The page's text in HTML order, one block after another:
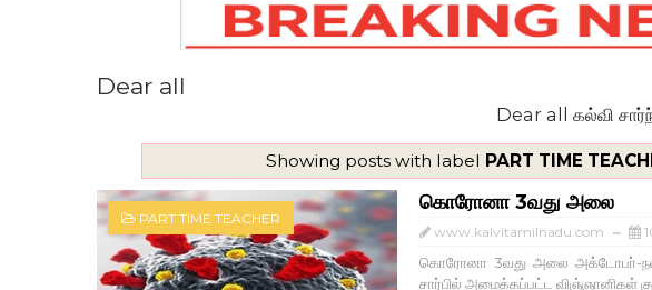
Dear all
Dear all கல்வி சார்ந்த
Showing posts with label PART TIME
PART TIME TEACHER
கொரோனா 3வது அலை
www.kalvitamilnadu.com
கொரோனா 3வது அலை அக்டோபா்-
சார்பில் அமைக்கப்பட்ட விஞ்ஞானிகள்